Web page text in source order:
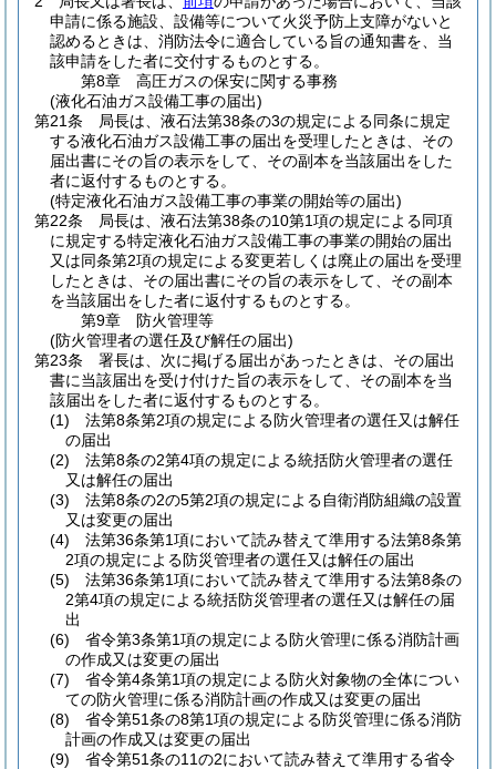
申請に係る施設、設備等について火災予防上支障がないと
認めるときは、消防法令に適合している旨の通知書を、当
該申請をした者に交付するものとする。
第8章
高圧ガスの保安に関する事務
(液化石油ガス設備工事の届出)
第21条
局長は、液石法第38条の3の規定による同条に規定
する液化石油ガス設備工事の届出を受理したときは、その
届出書にその旨の表示をして、その副本を当該届出をした
者に返付するものとする。
(特定液化石油ガス設備工事の事業の開始等の届出)
第22条
局長は、液石法第38条の10第1項の規定による同項
に規定する特定液化石油ガス設備工事の事業の開始の届出
又は同条第2項の規定による変更若しくは廃止の届出を受理
したときは、その届出書にその旨の表示をして、その副本
を当該届出をした者に返付するものとする。
第9章
防火管理等
(防火管理者の選任及び解任の届出)
第23条
署長は、次に掲げる届出があったときは、その届出
書に当該届出を受け付けた旨の表示をして、その副本を当
該届出をした者に返付するものとする。
(1)
法第8条第2項の規定による防火管理者の選任又は解任
の届出
(2)
法第8条の2第4項の規定による統括防火管理者の選任
又は解任の届出
(3)
法第8条の2の5第2項の規定による自衛消防組織の設置
又は変更の届出
(4)
法第36条第1項において読み替えて準用する法第8条第
2項の規定による防災管理者の選任又は解任の届出
(5)
法第36条第1項において読み替えて準用する法第8条の
2第4項の規定による統括防災管理者の選任又は解任の届
出
(6)
省令第3条第1項の規定による防火管理に係る消防計画
の作成又は変更の届出
(7)
省令第4条第1項の規定による防火対象物の全体につい
ての防火管理に係る消防計画の作成又は変更の届出
(8)
省令第51条の8第1項の規定による防災管理に係る消防
計画の作成又は変更の届出
(9)
省令第51条の11の2において読み替えて準用する省令